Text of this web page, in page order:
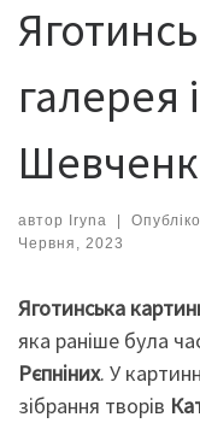
галерея
автор Iryna
Червня, 2023
Яготинська
яка раніше була
Рєпніних. У
зібрання творів